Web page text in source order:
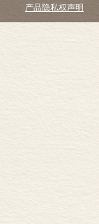
产品隐私权声明